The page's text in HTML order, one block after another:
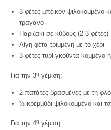
3 φέτες μπέικον ψιλοκομμένο
τραγανό
Παριζάκι σε κύβους (2-3 φέτες)
Λίγη φέτα τριμμένη με το χέρι
3 φέτες τυρί γκούντα κομμένο
Για την 3η γέμιση:
2 πατάτες βρασμένες με τη
½ κρεμμύδι ψιλοκομμένο και
Για την 4η γέμιση: